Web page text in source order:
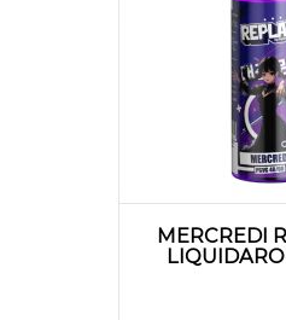
MERCREDI